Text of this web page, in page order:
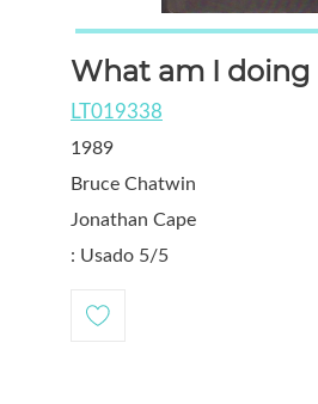
What am I doing
LT019338
1989
Bruce Chatwin
Jonathan Cape
: Usado 5/5